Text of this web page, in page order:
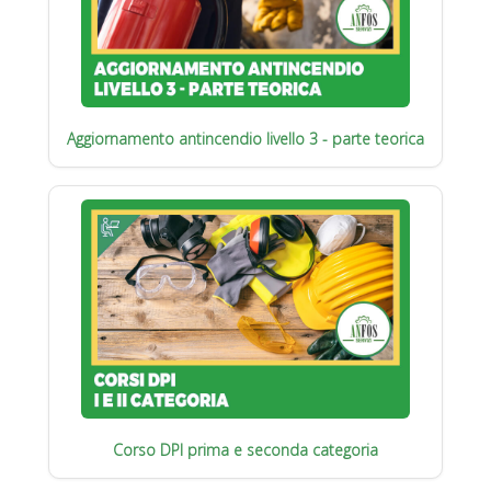
Aggiornamento antincendio livello 3 - parte teorica
Corso DPI prima e seconda categoria